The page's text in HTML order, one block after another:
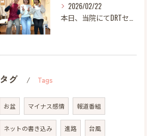
2026/02/22
本日、当院にてDRTセミナーを開催いたしました。
タグ Tags
お盆 マイナス感情 報道番組
ネットの書き込み 進路 台風